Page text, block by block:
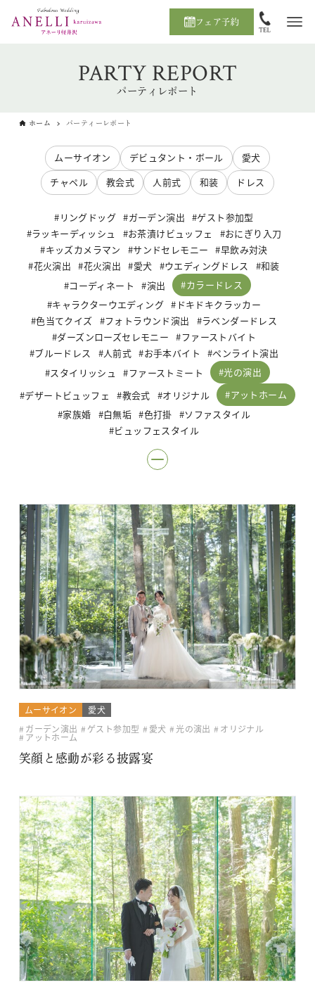
フェア予約
PARTY REPORT
パーティレポート
ホーム パーティーレポート
ムーサイオン デビュタント・ボール
愛犬
チャペル
教会式 人前式 和装 ドレス
リングドッグ ガーデン演出
ゲスト参加型
ラッキーディッシュ
お茶漬けビュッフェ
おにぎり入刀
キッズカメラマン
サンドセレモニー
早飲み対決
花火演出
花火演出 愛犬 ウエディングドレス
和装
コーディネート
演出
カラードレス
キャラクターウエディング
ドキドキクラッカー
色当てクイズ
フォトラウンド演出
ラベンダードレス
ダーズンローズセレモニー
ファーストバイト
ブルードレス
人前式 お手本バイト
ペンライト演出
スタイリッシュ
ファーストミート
光の演出
デザートビュッフェ
教会式 オリジナル
アットホーム
家族婚
白無垢 色打掛
ソファスタイル
ビュッフェスタイル
ムーサイオン
愛犬
ガーデン演出
ゲスト参加型 愛犬 光の演出 オリジナル
アットホーム
笑顔と感動が彩る披露宴